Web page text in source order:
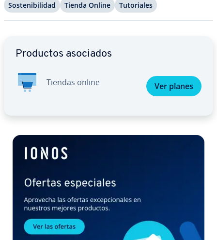
So­s­te­ni­bi­li­dad Tienda Online Tu­to­ria­les
Productos asociados
Tiendas online Ver planes